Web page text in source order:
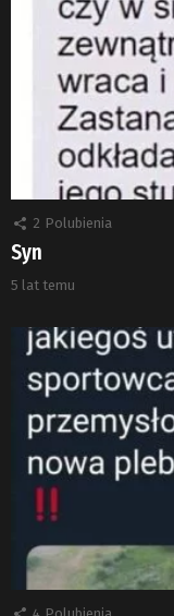
2 Polubienia
Syn
5 lat temu